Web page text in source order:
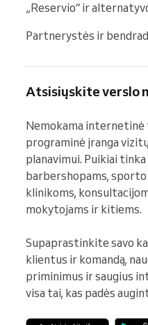
„Reservio“ ir
Partnerystės ir
Atsisiųskite verslo
Nemokama internetinė
programinė įranga
planavimui. Puikiai
barbershopams,
klinikoms,
mokytojams ir kitiems.
Supaprastinkite savo
klientus ir komandą,
priminimus ir saugius
visa tai, kas padės